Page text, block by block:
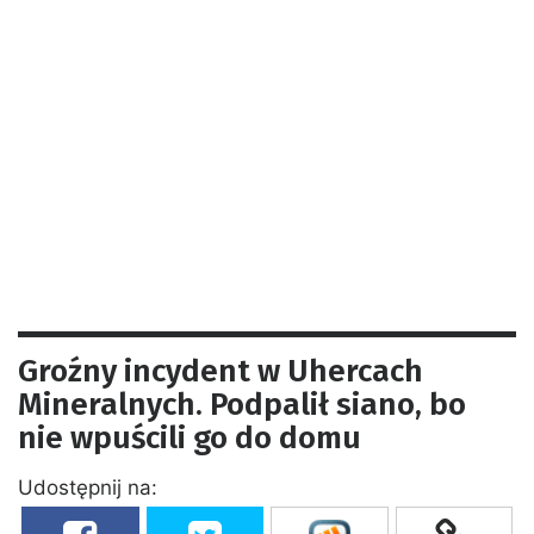
Groźny incydent w Uhercach
Mineralnych. Podpalił siano, bo
nie wpuścili go do domu
Udostępnij na: